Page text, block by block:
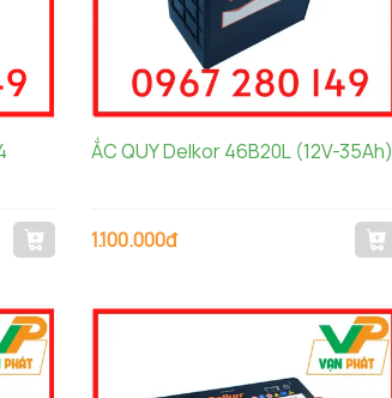
ẮC QUY Delkor 46B20L (12V-35Ah)
1.100.000đ